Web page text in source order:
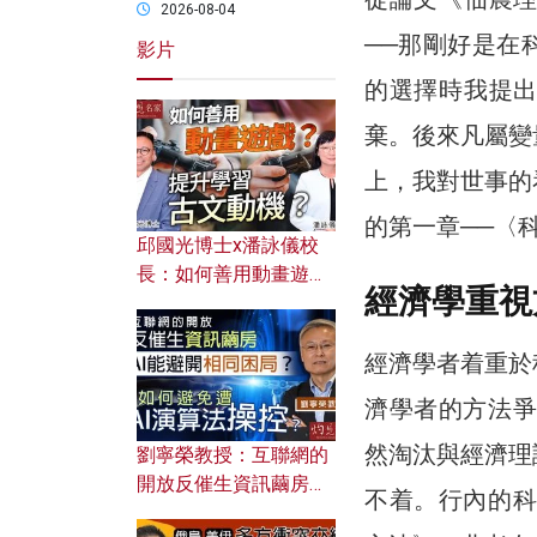
──那剛好是在
的選擇時我提
棄。後來凡屬
上，我對世事
的第一章──〈
經濟學重
經濟學者着重
濟學者的方法
然淘汰與經濟
不着。行內的
2026-08-04
影片
邱國光博士x潘詠儀校
長：如何善用動畫遊戲
劉寧榮教授：互聯網的
開放反催生資訊繭房，